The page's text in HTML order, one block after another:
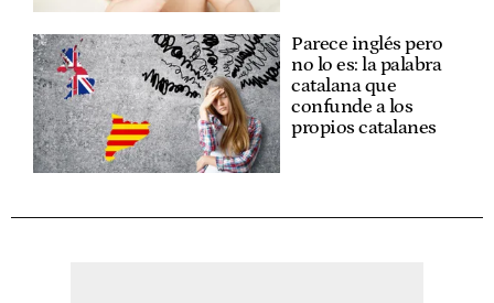
Parece inglés pero
no lo es: la palabra
catalana que
confunde a los
propios catalanes